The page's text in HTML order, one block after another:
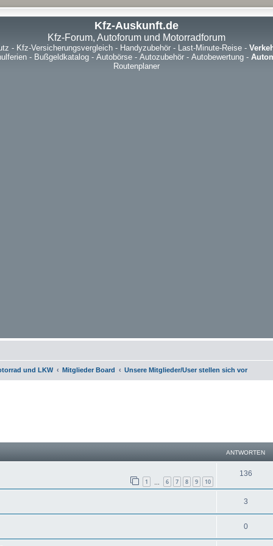
Kfz-Auskunft.de
Kfz-Forum, Autoforum und Motorradforum
- Kfz-Versicherungsvergleich- Handyzubehör- Last-Minute-Reise-
- Bußgeldkatalog - Autobörse - Autozubehör - Autobewertung -
Routenplaner
und LKW Mitglieder Board Unsere Mitglieder/User stellen sich vor
ANTWORTEN
1 6 7 8 9 10
136
3
0